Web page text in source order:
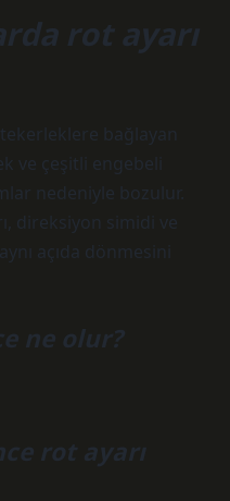
rot ayarı
bağlayan
ve çeşitli engebeli
nedeniyle bozulur.
direksiyon simidi ve
açıda dönmesini
ne olur?
rot ayarı